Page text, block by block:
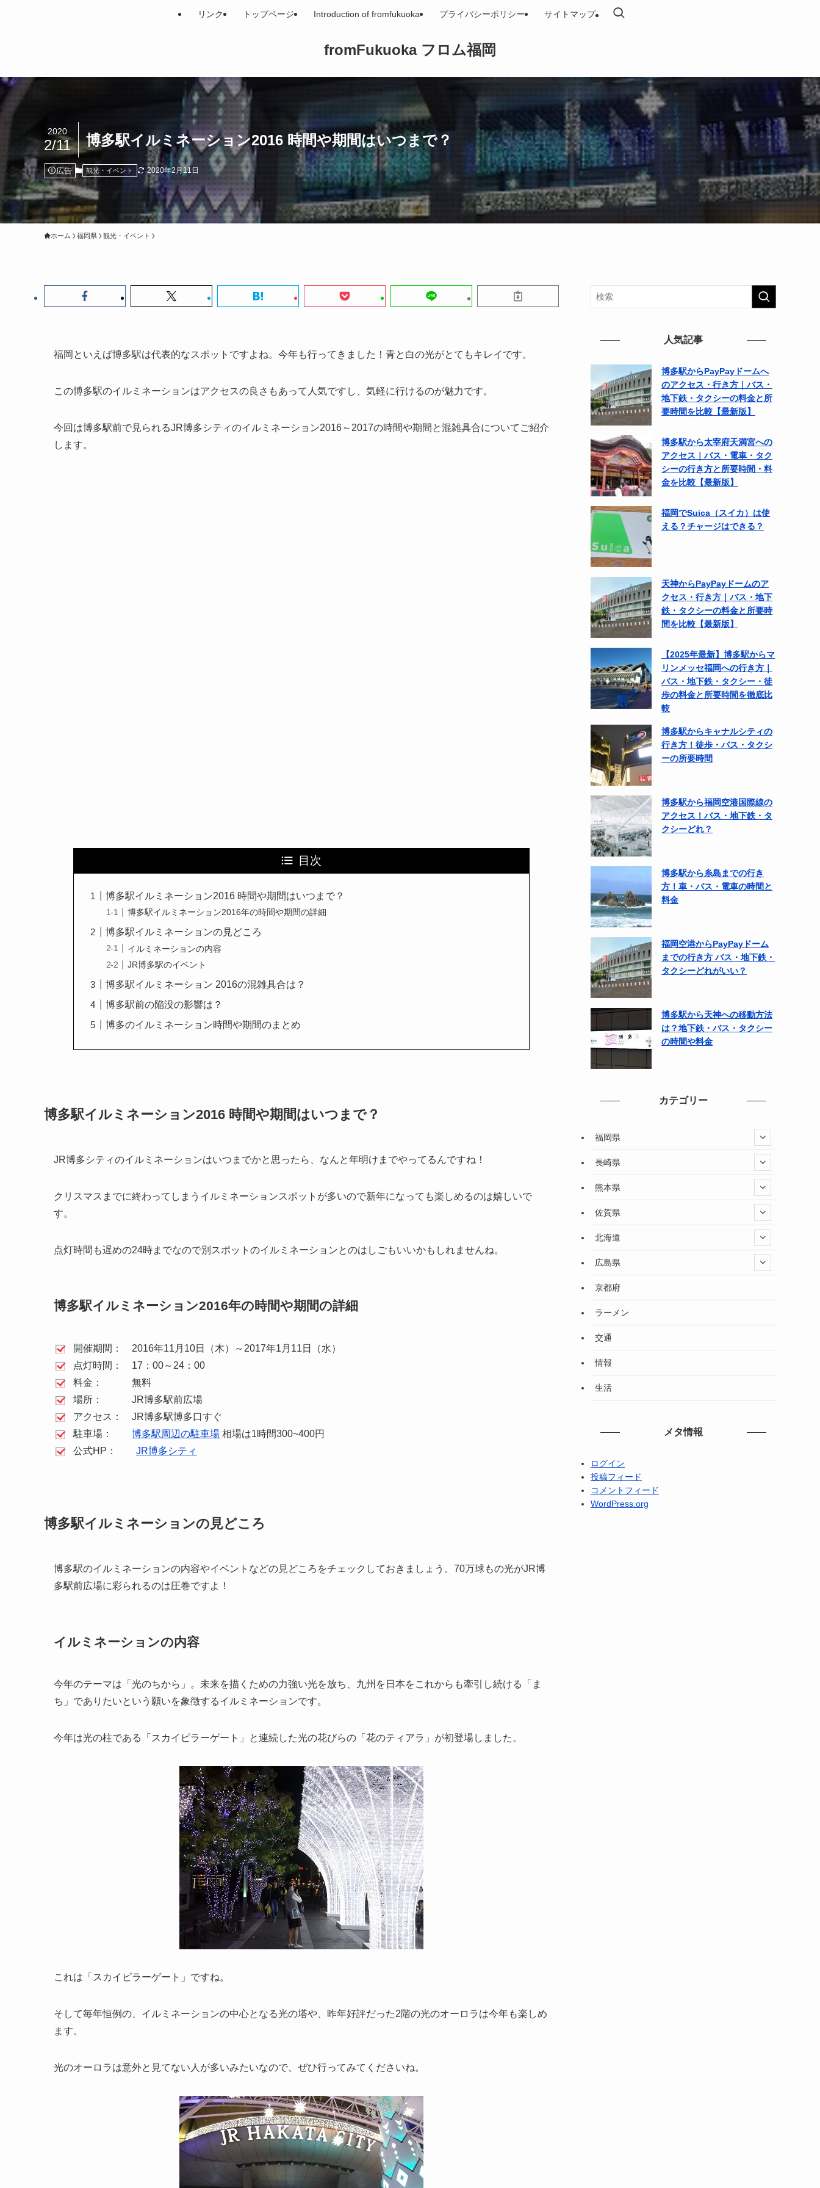
fromFukuoka フロム福岡
リンク トップページ Introduction of fromfukuoka プライバシーポリシー サイトマップ
博多駅イルミネーション2016 時間や期間はいつまで？
2020
2/11
広告 観光・イベント 2020年2月11日
ホーム 福岡県 観光・イベント
福岡といえば博多駅は代表的なスポットですよね。今年も行ってきました！青と白の光がとてもキレイです。
この博多駅のイルミネーションはアクセスの良さもあって人気ですし、気軽に行けるのが魅力です。
今回は博多駅前で見られるJR博多シティのイルミネーション2016～2017の時間や期間と混雑具合についてご紹介
します。
目次
博多駅イルミネーション2016 時間や期間はいつまで？
博多駅イルミネーション2016年の時間や期間の詳細
博多駅イルミネーションの見どころ
イルミネーションの内容
JR博多駅のイベント
博多駅イルミネーション 2016の混雑具合は？
博多駅前の陥没の影響は？
博多のイルミネーション時間や期間のまとめ
博多駅イルミネーション2016 時間や期間はいつまで？
JR博多シティのイルミネーションはいつまでかと思ったら、なんと年明けまでやってるんですね！
クリスマスまでに終わってしまうイルミネーションスポットが多いので新年になっても楽しめるのは嬉しいで
す。
点灯時間も遅めの24時までなので別スポットのイルミネーションとのはしごもいいかもしれませんね。
博多駅イルミネーション2016年の時間や期間の詳細
開催期間： 2016年11月10日（木）～2017年1月11日（水）
点灯時間： 17：00～24：00
料金： 無料
場所： JR博多駅前広場
アクセス： JR博多駅博多口すぐ
駐車場： 博多駅周辺の駐車場 相場は1時間300~400円
公式HP： JR博多シティ
博多駅イルミネーションの見どころ
博多駅のイルミネーションの内容やイベントなどの見どころをチェックしておきましょう。70万球もの光がJR博
多駅前広場に彩られるのは圧巻ですよ！
イルミネーションの内容
今年のテーマは「光のちから」。未来を描くための力強い光を放ち、九州を日本をこれからも牽引し続ける「ま
ち」でありたいという願いを象徴するイルミネーションです。
今年は光の柱である「スカイピラーゲート」と連続した光の花びらの「花のティアラ」が初登場しました。
これは「スカイピラーゲート」ですね。
そして毎年恒例の、イルミネーションの中心となる光の塔や、昨年好評だった2階の光のオーロラは今年も楽しめ
ます。
光のオーロラは意外と見てない人が多いみたいなので、ぜひ行ってみてくださいね。
人気記事
博多駅からPayPayドームへ
のアクセス・行き方｜バス・
地下鉄・タクシーの料金と所
要時間を比較【最新版】
博多駅から太宰府天満宮への
アクセス｜バス・電車・タク
シーの行き方と所要時間・料
金を比較【最新版】
福岡でSuica（スイカ）は使
える？チャージはできる？
天神からPayPayドームのア
クセス・行き方｜バス・地下
鉄・タクシーの料金と所要時
間を比較【最新版】
【2025年最新】博多駅からマ
リンメッセ福岡への行き方｜
バス・地下鉄・タクシー・徒
歩の料金と所要時間を徹底比
較
博多駅からキャナルシティの
行き方！徒歩・バス・タクシ
ーの所要時間
博多駅から福岡空港国際線の
アクセス！バス・地下鉄・タ
クシーどれ？
博多駅から糸島までの行き
方！車・バス・電車の時間と
料金
福岡空港からPayPayドーム
までの行き方 バス・地下鉄・
タクシーどれがいい？
博多駅から天神への移動方法
は？地下鉄・バス・タクシー
の時間や料金
カテゴリー
福岡県
長崎県
熊本県
佐賀県
北海道
広島県
京都府
ラーメン
交通
情報
生活
メタ情報
ログイン
投稿フィード
コメントフィード
WordPress.org